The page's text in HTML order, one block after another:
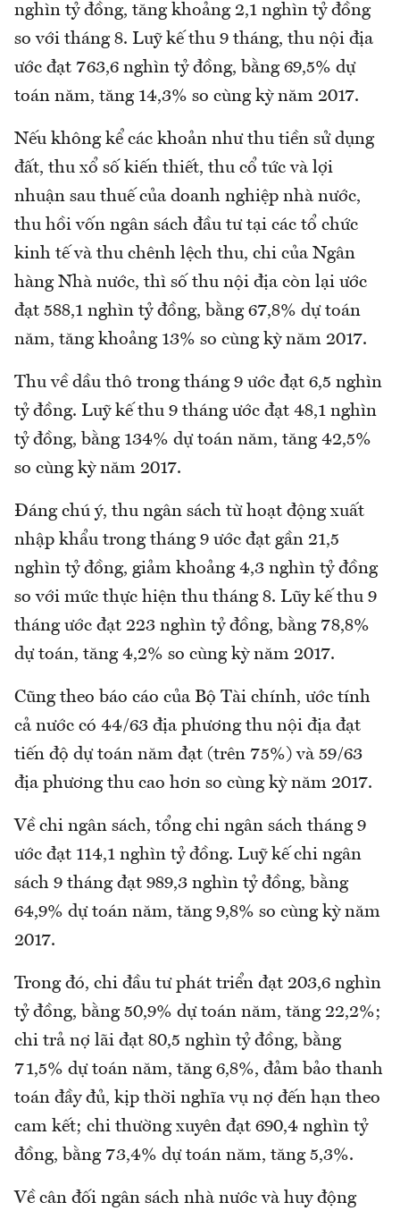
nghìn tỷ đồng, tăng khoảng 2,1 nghìn tỷ đồng
so với tháng 8. Luỹ kế thu 9 tháng, thu nội địa
ước đạt 763,6 nghìn tỷ đồng, bằng 69,5% dự
toán năm, tăng 14,3% so cùng kỳ năm 2017.
Nếu không kể các khoản như thu tiền sử dụng
đất, thu xổ số kiến thiết, thu cổ tức và lợi
nhuận sau thuế của doanh nghiệp nhà nước,
thu hồi vốn ngân sách đầu tư tại các tổ chức
kinh tế và thu chênh lệch thu, chi của Ngân
hàng Nhà nước, thì số thu nội địa còn lại ước
đạt 588,1 nghìn tỷ đồng, bằng 67,8% dự toán
năm, tăng khoảng 13% so cùng kỳ năm 2017.
Thu về dầu thô trong tháng 9 ước đạt 6,5 nghìn
tỷ đồng. Luỹ kế thu 9 tháng ước đạt 48,1 nghìn
tỷ đồng, bằng 134% dự toán năm, tăng 42,5%
so cùng kỳ năm 2017.
Đáng chú ý, thu ngân sách từ hoạt động xuất
nhập khẩu trong tháng 9 ước đạt gần 21,5
nghìn tỷ đồng, giảm khoảng 4,3 nghìn tỷ đồng
so với mức thực hiện thu tháng 8. Lũy kế thu 9
tháng ước đạt 223 nghìn tỷ đồng, bằng 78,8%
dự toán, tăng 4,2% so cùng kỳ năm 2017.
Cũng theo báo cáo của Bộ Tài chính, ước tính
cả nước có 44/63 địa phương thu nội địa đạt
tiến độ dự toán năm đạt (trên 75%) và 59/63
địa phương thu cao hơn so cùng kỳ năm 2017.
Về chi ngân sách, tổng chi ngân sách tháng 9
ước đạt 114,1 nghìn tỷ đồng. Luỹ kế chi ngân
sách 9 tháng đạt 989,3 nghìn tỷ đồng, bằng
64,9% dự toán năm, tăng 9,8% so cùng kỳ năm
2017.
Trong đó, chi đầu tư phát triển đạt 203,6 nghìn
tỷ đồng, bằng 50,9% dự toán năm, tăng 22,2%;
chi trả nợ lãi đạt 80,5 nghìn tỷ đồng, bằng
71,5% dự toán năm, tăng 6,8%, đảm bảo thanh
toán đầy đủ, kịp thời nghĩa vụ nợ đến hạn theo
cam kết; chi thường xuyên đạt 690,4 nghìn tỷ
đồng, bằng 73,4% dự toán năm, tăng 5,3%.
Về cân đối ngân sách nhà nước và huy động